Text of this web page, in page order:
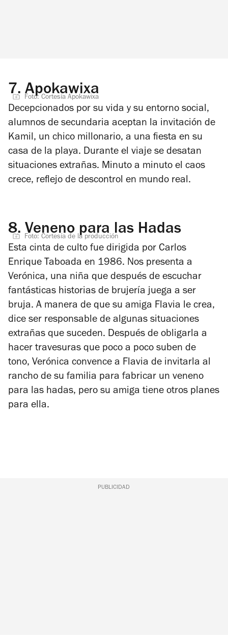
7. Apokawixa
Foto: Cortesía Apokawixa
Decepcionados por su vida y su entorno social,
alumnos de secundaria aceptan la invitación de
Kamil, un chico millonario, a una fiesta en su
casa de la playa. Durante el viaje se desatan
situaciones extrañas. Minuto a minuto el caos
crece, reflejo de descontrol en mundo real.
8. Veneno para las Hadas
Foto: Cortesía de la producción
Esta cinta de culto fue dirigida por Carlos
Enrique Taboada en 1986. Nos presenta a
Verónica, una niña que después de escuchar
fantásticas historias de brujería juega a ser
bruja. A manera de que su amiga Flavia le crea,
dice ser responsable de algunas situaciones
extrañas que suceden. Después de obligarla a
hacer travesuras que poco a poco suben de
tono, Verónica convence a Flavia de invitarla al
rancho de su familia para fabricar un veneno
para las hadas, pero su amiga tiene otros planes
para ella.
PUBLICIDAD